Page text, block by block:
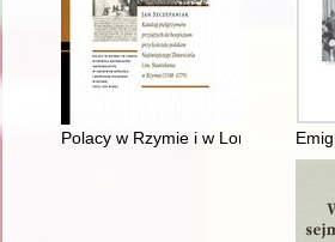
Polacy w Rzymie i w Loreto w